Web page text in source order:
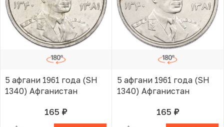
5 афгани 1961 года (SH
1340) Афганистан
165 руб.В КОРЗИНЕ
5 афгани 1961 года (SH
1340) Афганистан
165 руб.В КОРЗИНЕ